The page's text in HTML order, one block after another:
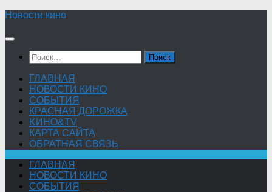
Skip
content
Новости кино
Найти:
ГЛАВНАЯ
НОВОСТИ КИНО
СОБЫТИЯ
КРАСНАЯ ДОРОЖКА
KИНО&TV
КАРТА САЙТА
ОБРАТНАЯ СВЯЗЬ
ГЛАВНАЯ
НОВОСТИ КИНО
СОБЫТИЯ